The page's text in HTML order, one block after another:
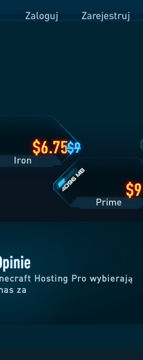
Zaloguj Zarejestruj
6.75
Hosting Pro wybierają
za